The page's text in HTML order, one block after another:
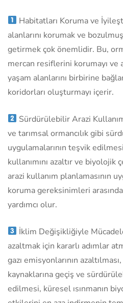
Habitatları Koruma ve
alanlarını korumak ve
getirmek çok önemlidir. Bu,
mercan resiflerini korumayı ve
yaşam alanlarını birbirine
koridorları oluşturmayı içerir.
Sürdürülebilir Arazi
ve tarımsal ormancılık gibi
uygulamalarının teşvik
kullanımını azaltır ve
arazi kullanım planlamasının
koruma gereksinimleri
yardımcı olur.
İklim Değişikliğiyle
azaltmak için kararlı adımlar
gazı emisyonlarının
kaynaklarına geçiş ve
edilmesi, küresel ısınmanın